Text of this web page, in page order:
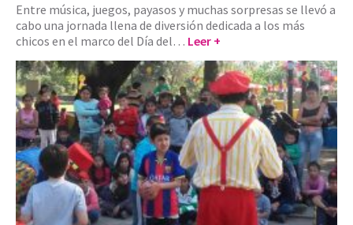
Entre música, juegos, payasos y muchas sorpresas se llevó a
cabo una jornada llena de diversión dedicada a los más
chicos en el marco del Día del… Leer +